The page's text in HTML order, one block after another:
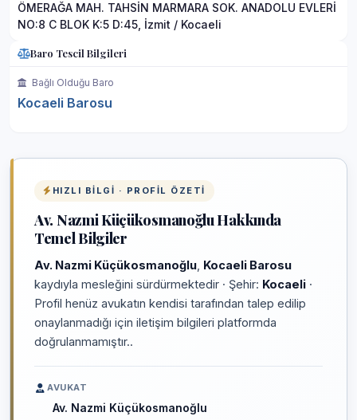
ÖMERAĞA MAH. TAHSİN MARMARA SOK. ANADOLU EVLERİ
NO:8 C BLOK K:5 D:45, İzmit / Kocaeli
Baro Tescil Bilgileri
Bağlı Olduğu Baro
Kocaeli Barosu
HIZLI BILGI · PROFIL ÖZETI
Av. Nazmi Küçükosmanoğlu Hakkında
Temel Bilgiler
Av. Nazmi Küçükosmanoğlu Kocaeli Barosu
kaydıyla mesleğini sürdürmektedir · Şehir: Kocaeli ·
Profil henüz avukatın kendisi tarafından talep edilip
onaylanmadığı için iletişim bilgileri platformda
doğrulanmamıştır..
AVUKAT
Av. Nazmi Küçükosmanoğlu